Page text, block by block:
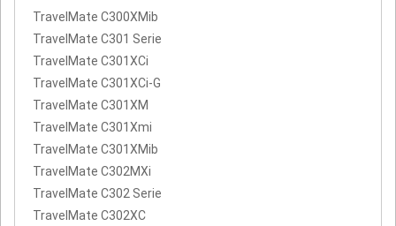
TravelMate C300XMib
TravelMate C301 Serie
TravelMate C301XCi
TravelMate C301XCi-G
TravelMate C301XM
TravelMate C301Xmi
TravelMate C301XMib
TravelMate C302MXi
TravelMate C302 Serie
TravelMate C302XC